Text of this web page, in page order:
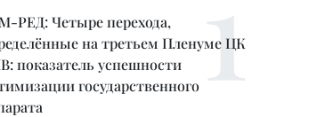
РЕД: Четыре перехода,
на третьем Пленуме ЦК
показатель успешности
государственного